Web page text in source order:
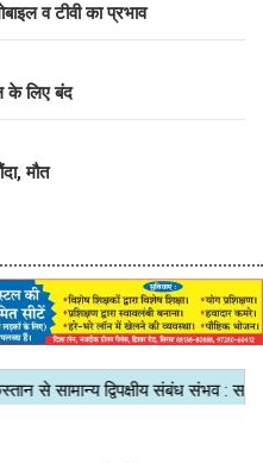
व टीवी का प्रभाव
के लिए बंद
मौत